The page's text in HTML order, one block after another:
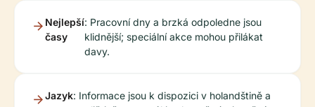
Nejlepší
časy
: Pracovní dny a brzká odpoledne jsou
klidnější; speciální akce mohou přilákat
davy.
Jazyk: Informace jsou k dispozici v holandštině a